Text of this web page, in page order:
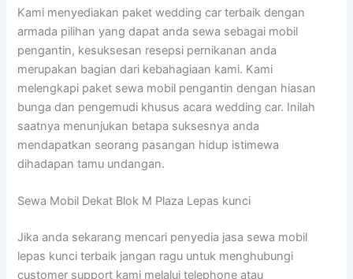
Kami menyediakan paket wedding car terbaik dengan
armada pilihan yang dapat anda sewa sebagai mobil
pengantin, kesuksesan resepsi pernikanan anda
merupakan bagian dari kebahagiaan kami. Kami
melengkapi paket sewa mobil pengantin dengan hiasan
bunga dan pengemudi khusus acara wedding car. Inilah
saatnya menunjukan betapa suksesnya anda
mendapatkan seorang pasangan hidup istimewa
dihadapan tamu undangan.
Sewa Mobil Dekat Blok M Plaza Lepas kunci
Jika anda sekarang mencari penyedia jasa sewa mobil
lepas kunci terbaik jangan ragu untuk menghubungi
customer support kami melalui telephone atau